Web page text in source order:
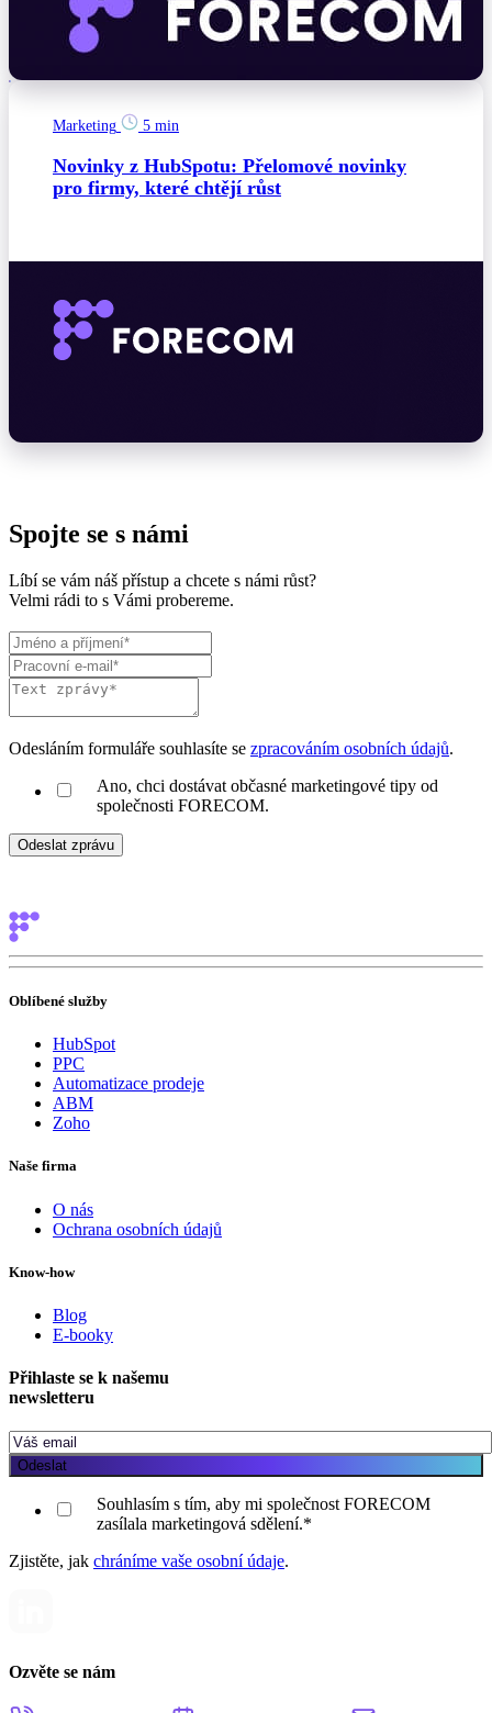
Marketing 5 min
Novinky z HubSpotu: Přelomové novinky
pro firmy, které chtějí růst
Spojte se s námi
Líbí se vám náš přístup a chcete s námi růst?
Velmi rádi to s Vámi probereme.
Odesláním formuláře souhlasíte se zpracováním osobních údajů.
Ano, chci dostávat občasné marketingové tipy od
společnosti FORECOM.
Oblíbené služby
HubSpot
PPC
Automatizace prodeje
ABM
Zoho
Naše firma
O nás
Ochrana osobních údajů
Know-how
Blog
E-booky
Přihlaste se k našemu
newsletteru
Souhlasím s tím, aby mi společnost FORECOM
zasílala marketingová sdělení.*
Zjistěte, jak chráníme vaše osobní údaje.
Ozvěte se nám